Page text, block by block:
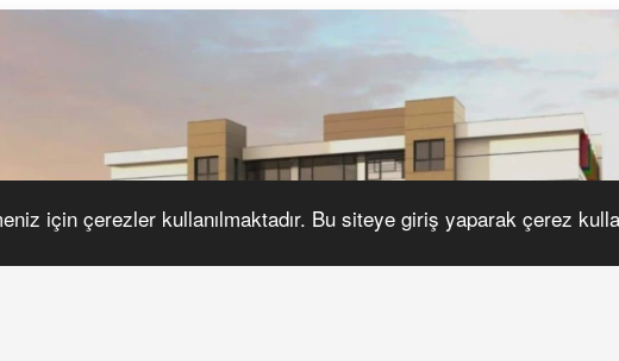
için çerezler kullanılmaktadır. Bu siteye giriş yaparak çerez